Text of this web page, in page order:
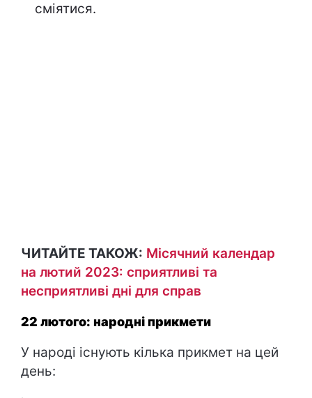
сміятися.
ЧИТАЙТЕ ТАКОЖ: Місячний календар
на лютий 2023: сприятливі та
несприятливі дні для справ
22 лютого: народні прикмети
У народі існують кілька прикмет на цей
день: